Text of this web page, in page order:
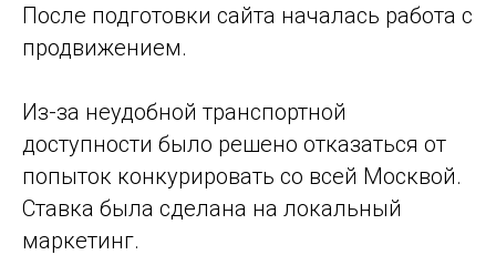
После подготовки сайта началась работа с
продвижением.
Из-за неудобной транспортной
доступности было решено отказаться от
попыток конкурировать со всей Москвой.
Ставка была сделана на локальный
маркетинг.